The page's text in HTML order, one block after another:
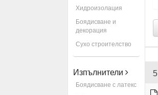
Хидроизолация
Боядисване и
декорация
Сухо строителство
Изпълнители
Боядисване с латекс